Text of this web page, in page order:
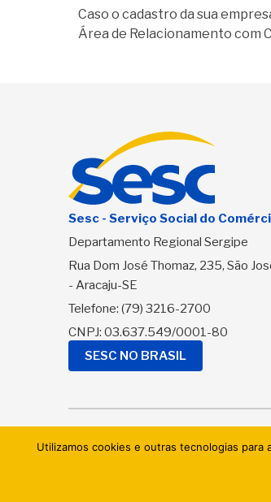
Caso o cadastro da sua
Área de Relacionamento com
Sesc - Serviço Social do
Departamento Regional Sergipe
Rua Dom José Thomaz, 235, São
- Aracaju-SE
Telefone: (79) 3216-2700
CNPJ: 03.637.549/0001-80
SESC NO BRASIL
Utilizamos cookies e outras tecnologias para